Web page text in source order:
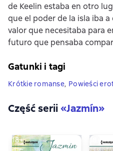
de Keelin estaba en otro
que el poder de la isla iba
valor que necesitaba para
futuro que pensaba
Gatunki i tagi
Krótkie romanse, Powieści
Część serii«Jazmín»
18+ 18+